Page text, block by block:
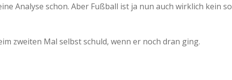
Analyse schon. Aber Fußball ist ja nun auch wirklich kein so
zweiten Mal selbst schuld, wenn er noch dran ging.